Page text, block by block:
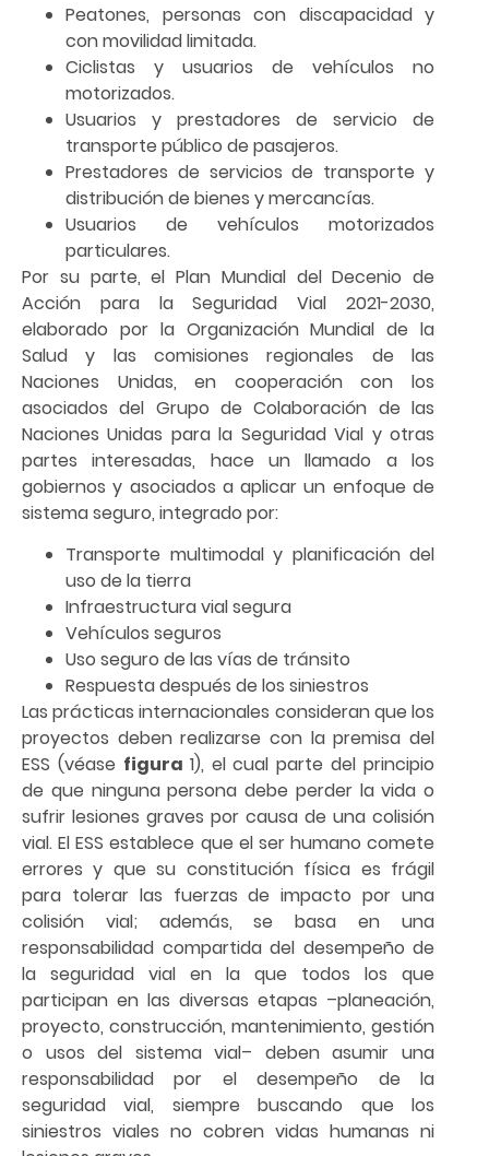
Peatones, personas con discapacidad y
con movilidad limitada.
Ciclistas y usuarios de vehículos no
motorizados.
Usuarios y prestadores de servicio de
transporte público de pasajeros.
Prestadores de servicios de transporte y
distribución de bienes y mercancías.
Usuarios de vehículos motorizados
particulares.
Por su parte, el Plan Mundial del Decenio de
Acción para la Seguridad Vial 2021-2030,
elaborado por la Organización Mundial de la
Salud y las comisiones regionales de las
Naciones Unidas, en cooperación con los
asociados del Grupo de Colaboración de las
Naciones Unidas para la Seguridad Vial y otras
partes interesadas, hace un llamado a los
gobiernos y asociados a aplicar un enfoque de
sistema seguro, integrado por:
Transporte multimodal y planificación del
uso de la tierra
Infraestructura vial segura
Vehículos seguros
Uso seguro de las vías de tránsito
Respuesta después de los siniestros
Las prácticas internacionales consideran que los
proyectos deben realizarse con la premisa del
ESS (véase figura 1), el cual parte del principio
de que ninguna persona debe perder la vida o
sufrir lesiones graves por causa de una colisión
vial. El ESS establece que el ser humano comete
errores y que su constitución física es frágil
para tolerar las fuerzas de impacto por una
colisión vial; además, se basa en una
responsabilidad compartida del desempeño de
la seguridad vial en la que todos los que
participan en las diversas etapas –planeación,
proyecto, construcción, mantenimiento, gestión
o usos del sistema vial– deben asumir una
responsabilidad por el desempeño de la
seguridad vial, siempre buscando que los
siniestros viales no cobren vidas humanas ni